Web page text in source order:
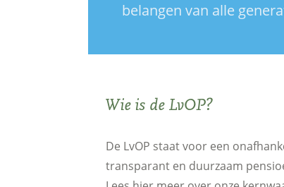
belangen van alle
Wie is de LvOP?
De LvOP staat voor een
transparant en duurzaam